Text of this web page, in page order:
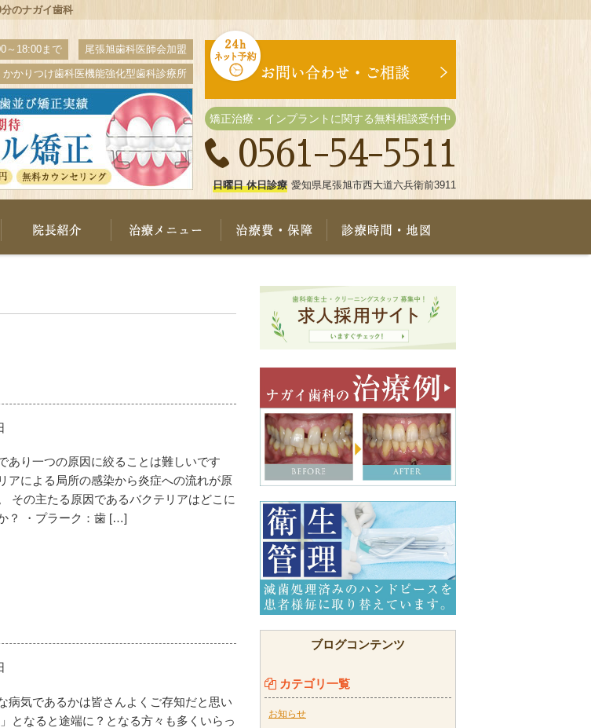
のナガイ歯科
～18:00まで 尾張旭歯科医師会加盟
かかりつけ歯科医機能強化型歯科診療所
矯正治療・インプラントに関する無料相談受付中
0561-54-5511
日曜日 休日診療 愛知県尾張旭市西大道六兵衛前3911
初めての方へ 院長紹介 治療メニュー 治療費・保証
あり一つの原因に絞ることは難しいです
アによる局所の感染から炎症への流れが原
その主たる原因であるバクテリアはどこに
？ ・プラーク：歯 […]
病気であるかは皆さんよくご存知だと思い
となると途端に？となる方々も多くいらっ
ブログコンテンツ
カテゴリ一覧
お知らせ